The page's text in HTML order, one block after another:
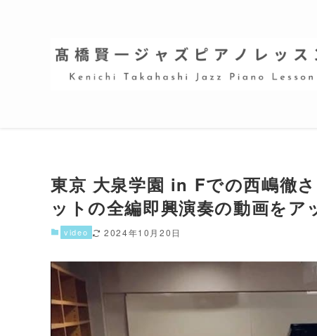
東京 大泉学園 in Fでの西嶋徹
ットの全編即興演奏の動画を
video 2024年10月20日